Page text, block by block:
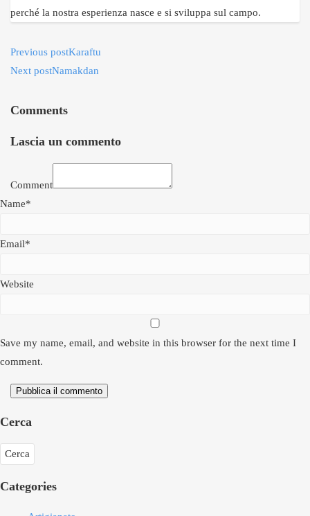
perché la nostra esperienza nasce e si sviluppa sul campo.
Previous postKaraftu
Next postNamakdan
Comments
Lascia un commento
Comment
Name*
Email*
Website
Save my name, email, and website in this browser for the next time I
comment.
Pubblica il commento
Cerca
Categories